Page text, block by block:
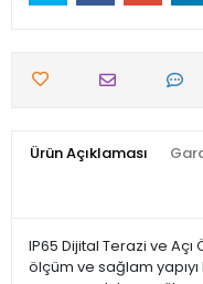
Ürün Açıklaması
IP65 Dijital Terazi ve
ölçüm ve sağlam